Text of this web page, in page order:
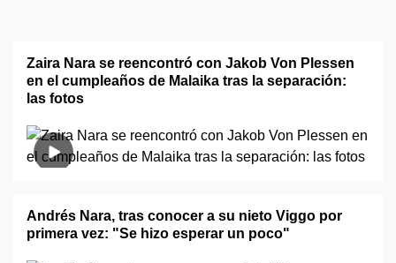
Zaira Nara se reencontró con Jakob Von Plessen
en el cumpleaños de Malaika tras la separación:
las fotos
Andrés Nara, tras conocer a su nieto Viggo por
primera vez: "Se hizo esperar un poco"